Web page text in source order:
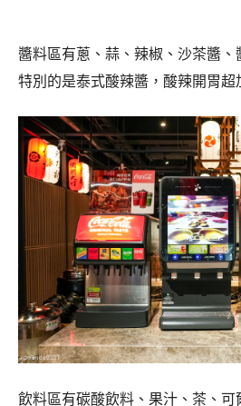
醬料區有蔥、蒜、辣椒、沙茶醬、
特別的是泰式酸辣醬，酸辣開胃超
飲料區有碳酸飲料、果汁、茶、